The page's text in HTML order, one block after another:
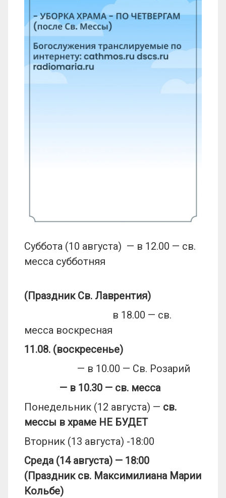
Суббота (10 августа) — в 12.00 — св.
месса субботняя
(Праздник Св. Лаврентия)
в 18.00 — св.
месса воскресная
11.08. (воскресенье)
— в 10.00 — Св. Розарий
— в 10.30 — св. месса
Понедельник (12 августа) — св.
мессы в храме НЕ БУДЕТ
Вторник (13 августа) -18:00
Среда (14 августа) — 18:00
(Праздник св. Максимилиана Марии
Кольбе)